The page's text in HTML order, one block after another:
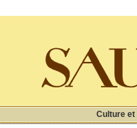
Culture et